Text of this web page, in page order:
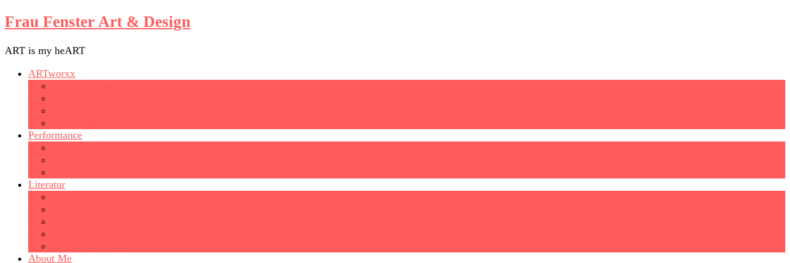
Frau Fenster Art & Design
ART is my heART
ARTworxx
Performance
Literatur
About Me